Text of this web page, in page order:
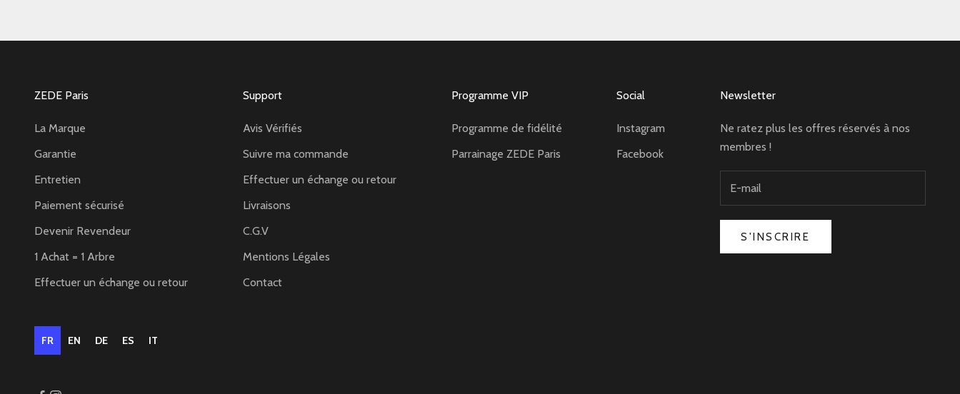
ZEDE Paris
La Marque
Garantie
Entretien
Paiement sécurisé
Devenir Revendeur
1 Achat = 1 Arbre
Effectuer un échange ou retour
Support
Avis Vérifiés
Suivre ma commande
Effectuer un échange ou retour
Livraisons
C.G.V
Mentions Légales
Contact
Programme VIP
Programme de fidélité
Parrainage ZEDE Paris
Social
Instagram
Facebook
Newsletter
Ne ratez plus les offres réservés à nos
membres !
S'INSCRIRE
FR EN DE ES IT